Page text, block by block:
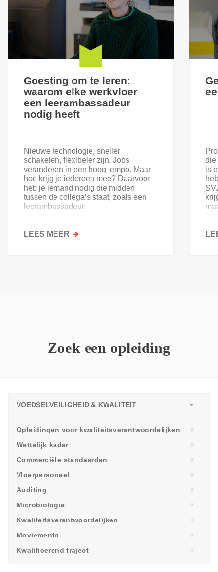
Goesting om te leren:
waarom elke werkvloer
een leerambassadeur
nodig heeft
Nieuwe technologie, sneller
schakelen, flexibeler zijn. Jobs
veranderen in een hoog tempo. Maar
hoe krijg je iedereen mee? Daarvoor
heb je iemand nodig die midden
tussen de collega’s staat, zoals een
leerambassadeur.
LEES MEER OVER
NODIG
die
is
Zoek een opleiding
VOEDSELVEILIGHEID & KWALITEIT
Opleidingen voor kwaliteitsverantwoordelijken
Wettelijk kader
Commerciële standaarden
Vloerpersoneel
Auditing
Microbiologie
Kwaliteitsverantwoordelijken
Moviemento
Kwalificerend traject